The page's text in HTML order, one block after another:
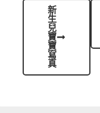
新
生
兒
寶
寶
寫
真